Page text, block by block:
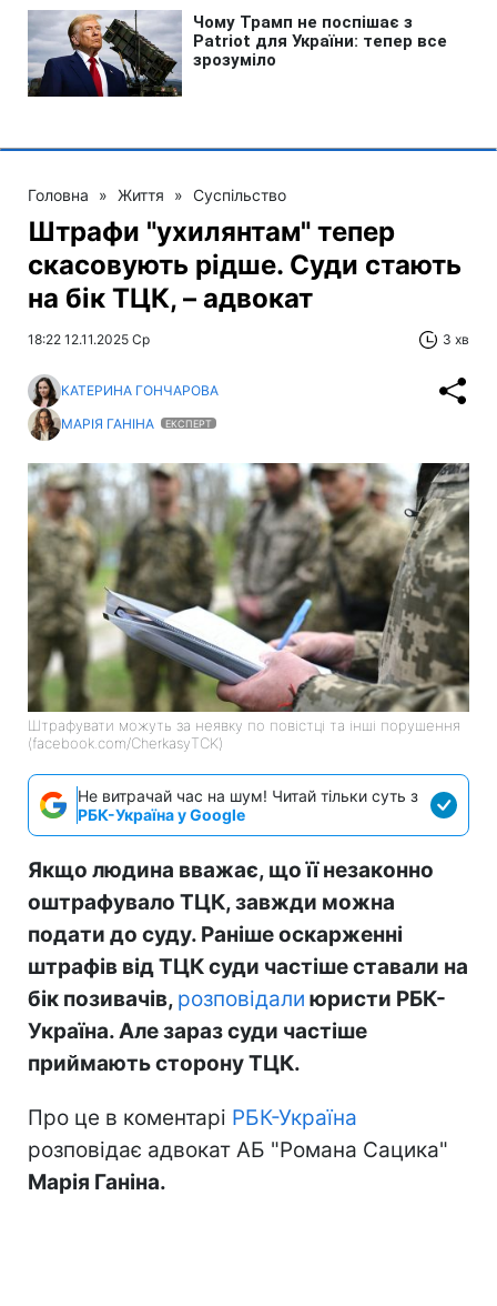
Головна » Життя » Суспільство
Штрафи "ухилянтам" тепер
скасовують рідше. Суди стають
на бік ТЦК, – адвокат
18:22 12.11.2025 Ср 3 хв
КАТЕРИНА ГОНЧАРОВА
МАРІЯ ГАНІНА
ЕКСПЕРТ
Штрафувати можуть за неявку по повістці та інші порушення
(facebook.com/CherkasyTCK)
Не витрачай час на шум! Читай тільки суть з
РБК-Україна у Google
Якщо людина вважає, що її незаконно
оштрафувало ТЦК, завжди можна
подати до суду. Раніше оскарженні
штрафів від ТЦК суди частіше ставали на
бік позивачів, розповідали юристи РБК-
Україна. Але зараз суди частіше
приймають сторону ТЦК.
Про це в коментарі РБК-Україна
розповідає адвокат АБ "Романа Сацика"
Марія Ганіна.